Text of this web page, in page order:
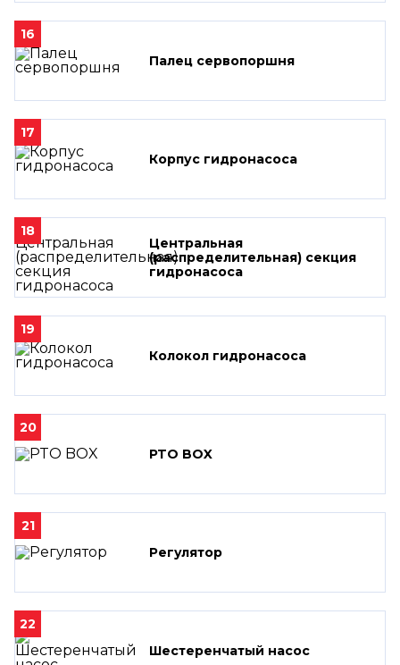
16
Палец сервопоршня
17
Корпус гидронасоса
18
Центральная
(распределительная) секция
гидронасоса
19
Колокол гидронасоса
20
PTO BOX
21
Регулятор
22
Шестеренчатый насос